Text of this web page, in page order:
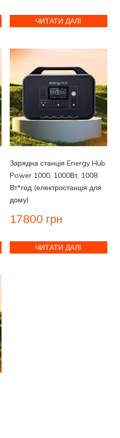
ЧИТАТИ ДАЛІ
Зарядна станція Energy Hub
Power 1000, 1000Вт, 1008
Вт*год (електростанція для
дому)
17800 грн
ЧИТАТИ ДАЛІ